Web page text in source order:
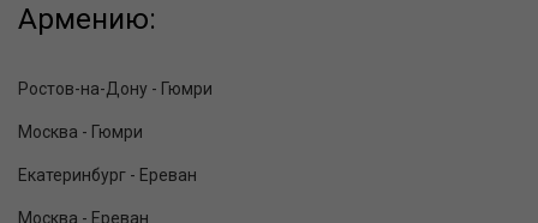
Армению:
Ростов-на-Дону - Гюмри
Москва - Гюмри
Екатеринбург - Ереван
Москва - Ереван